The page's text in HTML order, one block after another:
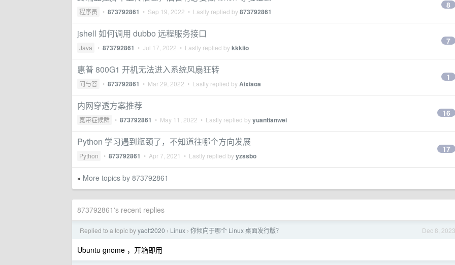
程序员 • 873792861 • Sep 19, 2022 • Lastly replied by873792861
8
jshell 如何调用 dubbo 远程服务接口
Java • 873792861 • Jul 17, 2022 • Lastly replied bykkkiio
7
惠普 800G1 开机无法进入系统风扇狂转
问与答 • 873792861 • Mar 29, 2022 • Lastly replied byAixiaoa
1
内网穿透方案推荐
宽带症候群 • 873792861 • May 11, 2022 • Lastly replied byyuantianwei
16
Python 学习遇到瓶颈了，不知道往哪个方向发展
Python • 873792861 • Apr 7, 2021 • Lastly replied byyzssbo
17
» More topics by 873792861
873792861's recent replies
Dec 8, 2023
Replied to a topic byyaott2020 › Linux › 你倾向于哪个 Linux 桌面发行版？
Ubuntu gnome ，开箱即用